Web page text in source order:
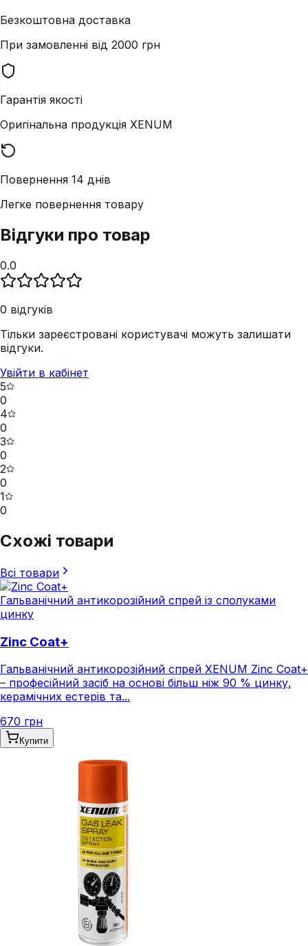
Безкоштовна доставка
При замовленні від 2000 грн
Гарантія якості
Оригінальна продукція XENUM
Повернення 14 днів
Легке повернення товару
Відгуки про товар
0.0
0 відгуків
Тільки зареєстровані користувачі можуть залишати
відгуки.
Увійти в кабінет
5
0
4
0
3
0
2
0
1
0
Схожі товари
Всі товари
Гальванічний антикорозійний спрей із сполуками
цинку
Zinc Coat+
Гальванічний антикорозійний спрей XENUM Zinc Coat+
– професійний засіб на основі більш ніж 90 % цинку,
керамічних естерів та...
670 грн
Купити